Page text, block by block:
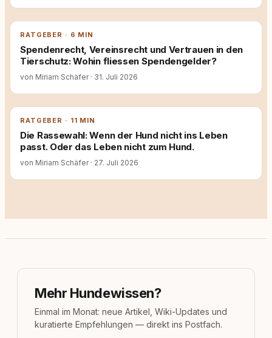
RATGEBER · 6 MIN
Spendenrecht, Vereinsrecht und Vertrauen in den
Tierschutz: Wohin fliessen Spendengelder?
von Miriam Schäfer · 31. Juli 2026
RATGEBER · 11 MIN
Die Rassewahl: Wenn der Hund nicht ins Leben
passt. Oder das Leben nicht zum Hund.
von Miriam Schäfer · 27. Juli 2026
Mehr Hundewissen?
Einmal im Monat: neue Artikel, Wiki-Updates und
kuratierte Empfehlungen — direkt ins Postfach.